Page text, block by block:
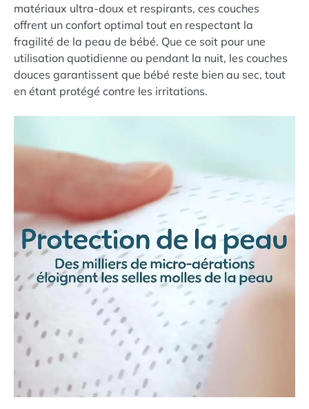
matériaux ultra-doux et respirants, ces couches
offrent un confort optimal tout en respectant la
fragilité de la peau de bébé. Que ce soit pour une
utilisation quotidienne ou pendant la nuit, les couches
douces garantissent que bébé reste bien au sec, tout
en étant protégé contre les irritations.